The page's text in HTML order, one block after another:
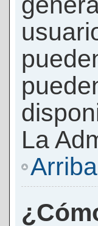
La
Arriba